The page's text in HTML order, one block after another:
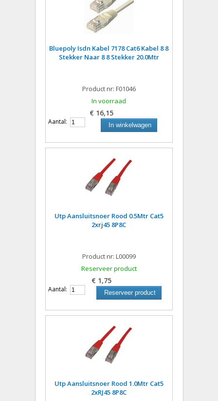
Bluepoly Isdn Kabel 7178 Cat6 Kabel 8 8
Stekker Naar 8 8 Stekker 20.0Mtr
Product nr: F01046
In voorraad
€ 16,15
Aantal: In winkelwagen
Utp Aansluitsnoer Rood 0.5Mtr Cat5
2xrj45 8P8C
Product nr: L00099
Reserveer product
€ 1,75
Aantal: Reserveer product
Utp Aansluitsnoer Rood 1.0Mtr Cat5
2xRJ45 8P8C